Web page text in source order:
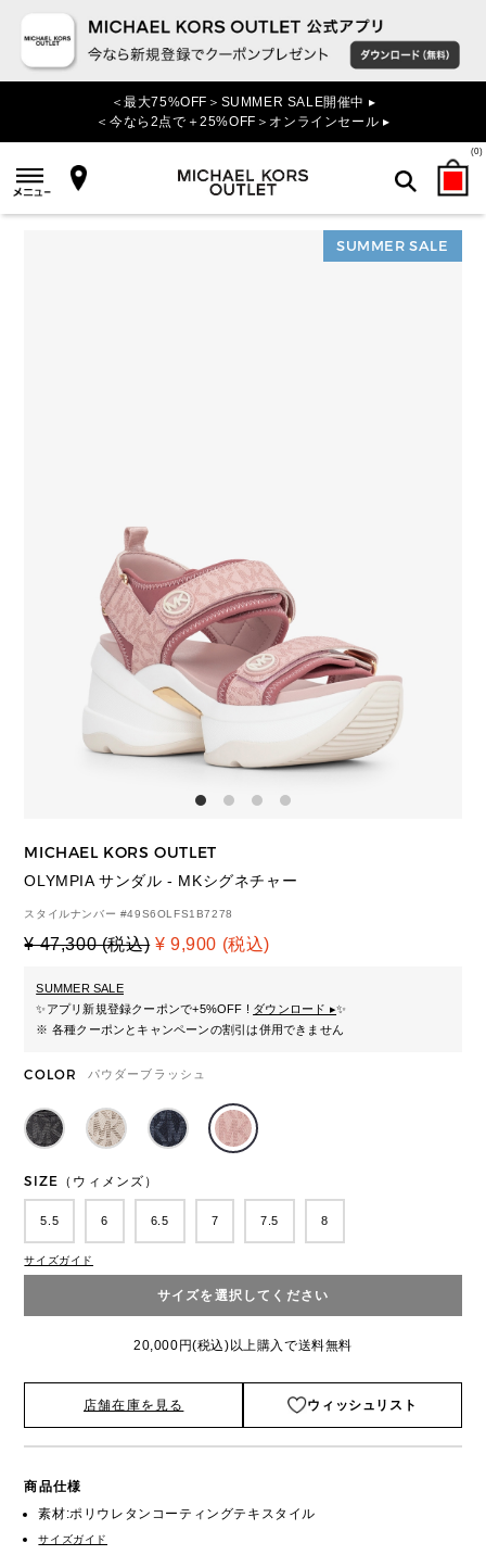
＜最大75%OFF＞SUMMER SALE開催中 ▸
＜今なら2点で＋25%OFF＞オンラインセール ▸
(0)
検索
SUMMER SALE
MICHAEL KORS OUTLET
OLYMPIA サンダル - MKシグネチャー
スタイルナンバー #49S6OLFS1B7278
¥ 47,300 (税込) ¥ 9,900 (税込)
SUMMER SALE
✨アプリ新規登録クーポンで+5%OFF ! ダウンロード ▸✨
※ 各種クーポンとキャンペーンの割引は併用できません
COLOR パウダーブラッシュ
SIZE（ウィメンズ）
5.5 6 6.5 7 7.5 8
サイズガイド
サイズを選択してください
20,000円(税込)以上購入で送料無料
店舗在庫を見る ウィッシュリスト
商品仕様
素材:ポリウレタンコーティングテキスタイル
サイズガイド